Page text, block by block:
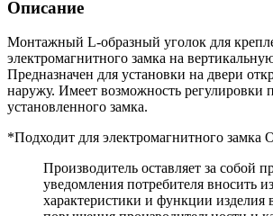
Описание
Монтажный L-образный уголок для
электромагнитного замка на
Предназначен для установки на двери
наружу. Имеет возможность регулировки
установленного замка.
*Подходит для электромагнитного замка
Производитель оставляет за собой
уведомления потребителя вносить
характеристики и функции изделия